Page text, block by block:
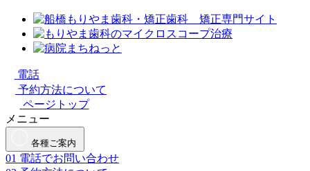
電話
予約方法について
ページトップ
メニュー
各種ご案内
01 電話でお問い合わせ